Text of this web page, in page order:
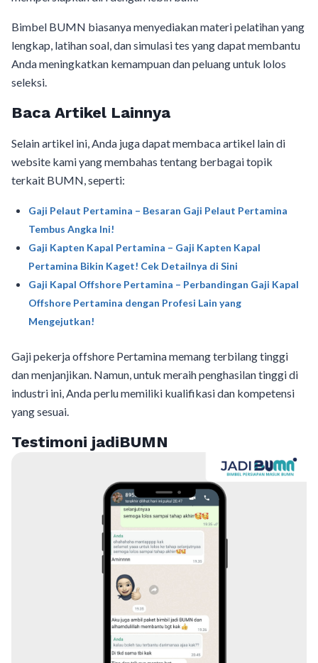
Bimbel BUMN biasanya menyediakan materi pelatihan yang
lengkap, latihan soal, dan simulasi tes yang dapat membantu
Anda meningkatkan kemampuan dan peluang untuk lolos
seleksi.
Baca Artikel Lainnya
Selain artikel ini, Anda juga dapat membaca artikel lain di
website kami yang membahas tentang berbagai topik
terkait BUMN, seperti:
Gaji Pelaut Pertamina – Besaran Gaji Pelaut Pertamina
Tembus Angka Ini!
Gaji Kapten Kapal Pertamina – Gaji Kapten Kapal
Pertamina Bikin Kaget! Cek Detailnya di Sini
Gaji Kapal Offshore Pertamina – Perbandingan Gaji Kapal
Offshore Pertamina dengan Profesi Lain yang
Mengejutkan!
Gaji pekerja offshore Pertamina memang terbilang tinggi
dan menjanjikan. Namun, untuk meraih penghasilan tinggi di
industri ini, Anda perlu memiliki kualifikasi dan kompetensi
yang sesuai.
Testimoni jadiBUMN